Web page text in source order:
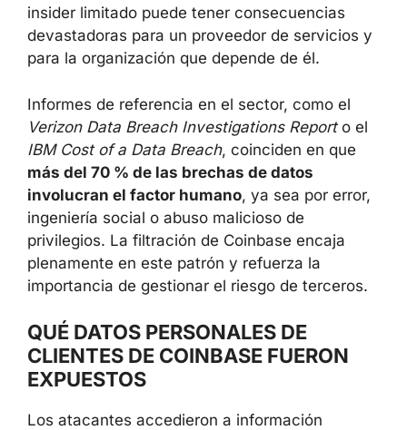
participado directamente en la filtración. El
caso ilustra hasta qué punto un incidente
insider limitado puede tener consecuencias
y para la organización que depende de él.
Informes de referencia en el sector, como el
Verizon Data Breach Investigations Report
elIBM Cost of a Data Breach, coinciden en
quemás del 70 % de las brechas de datos
involucran el factor humano, ya sea por
error, ingeniería social o abuso malicioso de
privilegios. La filtración de Coinbase encaja
importancia de gestionar el riesgo de
terceros.
CLIENTES DE COINBASE FUERON